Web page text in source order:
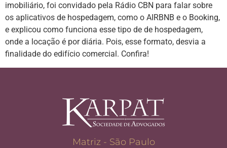
imobiliário, foi convidado pela Rádio CBN para falar sobre
os aplicativos de hospedagem, como o AIRBNB e o Booking,
e explicou como funciona esse tipo de de hospedagem,
onde a locação é por diária. Pois, esse formato, desvia a
finalidade do edifício comercial. Confira!
Matriz - São Paulo